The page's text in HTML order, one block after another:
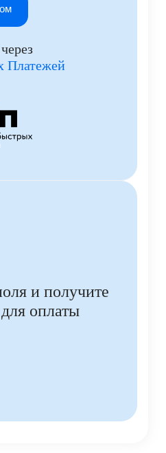
Платежей
и получите
оплаты